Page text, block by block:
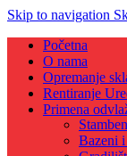
Skip to navigation
Početna
O nama
Opremanje
Rentiranje
Primena
Bazeni i